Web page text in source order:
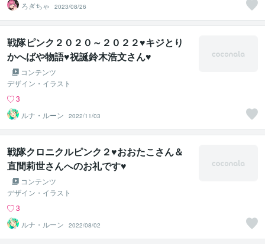
ろぎちゃ
2023/08/26
戦隊ピンク２０２０～２０２２♥キジとり
かへばや物語♥祝誕鈴木浩文さん♥
コンテンツ
デザイン・イラスト
3
ルナ・ルーン
2022/11/03
戦隊クロニクルピンク２♥おおたこさん＆
直間莉世さんへのお礼です♥
コンテンツ
デザイン・イラスト
3
ルナ・ルーン
2022/08/02